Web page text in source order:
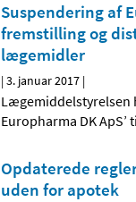
Suspendering af
fremstilling og
lægemidler
|3. januar 2017 |
Lægemiddelstyrelsen
Europharma DK
Opdaterede
uden for apotek